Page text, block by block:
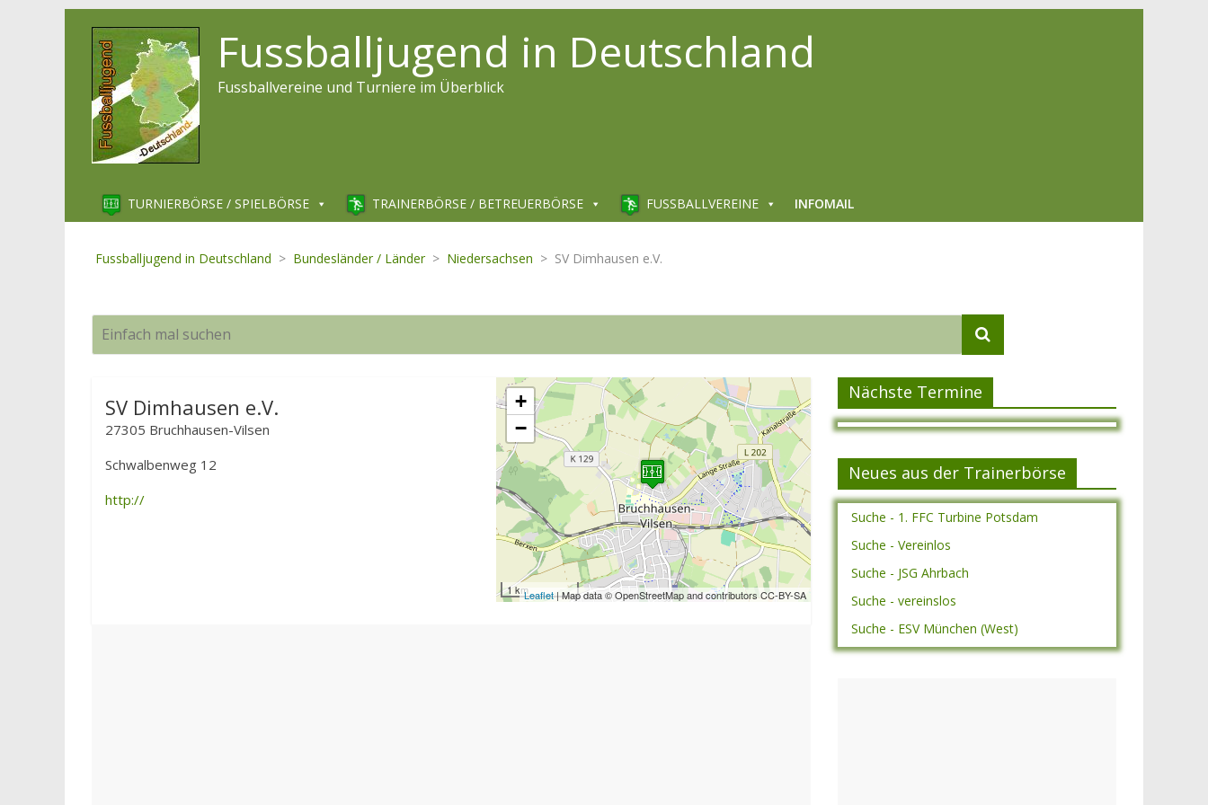
Fussballjugend in Deutschland
Fussballvereine und Turniere im Überblick
TURNIERBÖRSE / SPIELBÖRSE TRAINERBÖRSE / BETREUERBÖRSE FUSSBALLVEREINE INFOMAIL
Fussballjugend in Deutschland > Bundesländer / Länder > Niedersachsen > SV Dimhausen e.V.
+
−
1 kmLeaflet| Map data © OpenStreetMap and contributors CC-BY-SA
SV Dimhausen e.V.
27305 Bruchhausen-Vilsen
Schwalbenweg 12
http://
Nächste Termine
Neues aus der Trainerbörse
Suche - 1. FFC Turbine Potsdam
Suche - Vereinlos
Suche - JSG Ahrbach
Suche - vereinslos
Suche - ESV München (West)